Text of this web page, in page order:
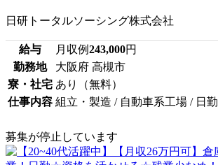
日研トータルソーシング株式会社
給与 月収例243,000円
勤務地
大阪府 高槻市
寮・社宅 あり（無料）
仕事内容 組立・製造 / 自動車系工場 / 日勤
募集が停止しています